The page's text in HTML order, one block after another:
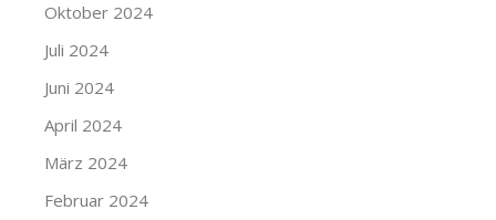
Oktober 2024
Juli 2024
Juni 2024
April 2024
März 2024
Februar 2024